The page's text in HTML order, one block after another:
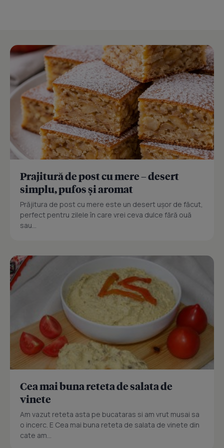
Prajitură de post cu mere – desert
simplu, pufos și aromat
Prăjitura de post cu mere este un desert ușor de făcut,
perfect pentru zilele în care vrei ceva dulce fără ouă
sau...
Cea mai buna reteta de salata de
vinete
Am vazut reteta asta pe bucataras si am vrut musai sa
o incerc. E Cea mai buna reteta de salata de vinete din
cate am...